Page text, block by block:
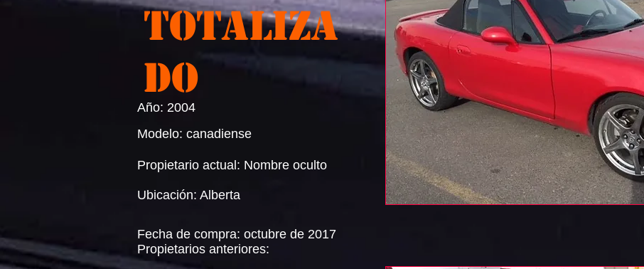
Año: 2004
TOTALIZA
DO
Modelo: canadiense
Propietario actual: Nombre oculto
Ubicación: Alberta
Fecha de compra: octubre de 2017
Propietarios anteriores: